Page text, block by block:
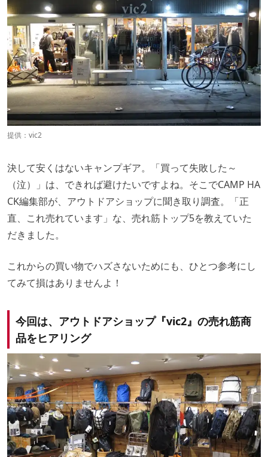
提供：vic2
決して安くはないキャンプギア。「買って失敗した～
（泣）」は、できれば避けたいですよね。そこでCAMP HA
CK編集部が、アウトドアショップに聞き取り調査。「正
直、これ売れています」な、売れ筋トップ5を教えていた
だきました。
これからの買い物でハズさないためにも、ひとつ参考にし
てみて損はありませんよ！
今回は、アウトドアショップ『vic2』の売れ筋商
品をヒアリング